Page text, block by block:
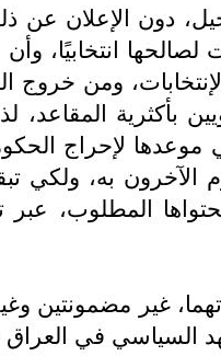
دون الإعلان عن
انتخابيًا،
ومن خروج
المقاعد،
موعدها لإحراج
الآخرون به،
المطلوب،
غير مضمونتين
في العراق منذ